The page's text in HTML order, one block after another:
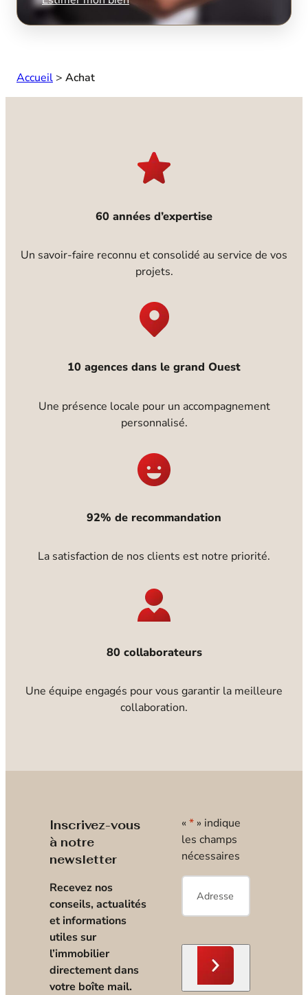
Accueil > Achat
60 années d’expertise
Un savoir-faire reconnu et consolidé au service de vos
projets.
10 agences dans le grand Ouest
Une présence locale pour un accompagnement
personnalisé.
92% de recommandation
La satisfaction de nos clients est notre priorité.
80 collaborateurs
Une équipe engagés pour vous garantir la meilleure
collaboration.
Inscrivez-vous
à notre
newsletter
Recevez nos
conseils, actualités
et informations
utiles sur
l’immobilier
directement dans
votre boîte mail.
« * » indique
les champs
nécessaires
E-
mail*